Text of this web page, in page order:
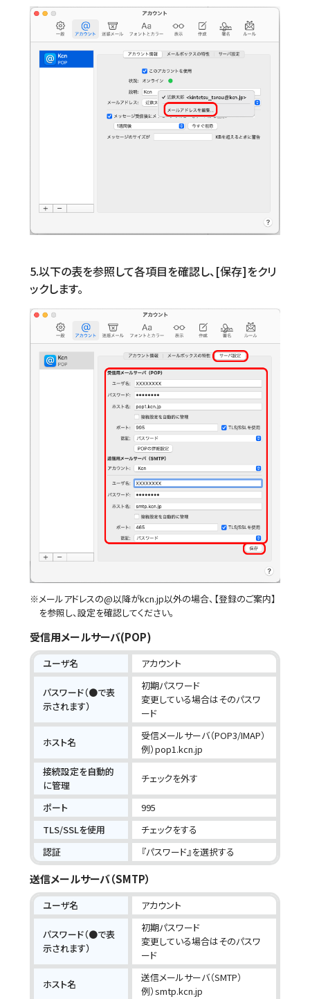
5.以下の表を参照して各項目を確認し、[保存]をクリ
ックします。
※メールアドレスの@以降がkcn.jp以外の場合、【登録のご案内】
を参照し、設定を確認してください。
受信用メールサーバ(POP)
ユーザ名 アカウント
パスワード（●で表
示されます）
初期パスワード
変更している場合はそのパスワ
ード
ホスト名
受信メールサーバ（POP3/IMAP）
例）pop1.kcn.jp
接続設定を自動的
に管理
チェックを外す
ポート
995
TLS/SSLを使用
チェックをする
認証
『パスワード』を選択する
送信メールサーバ（SMTP）
ユーザ名 アカウント
パスワード（●で表
示されます）
初期パスワード
変更している場合はそのパスワ
ード
ホスト名
送信メールサーバ（SMTP）
例）smtp.kcn.jp